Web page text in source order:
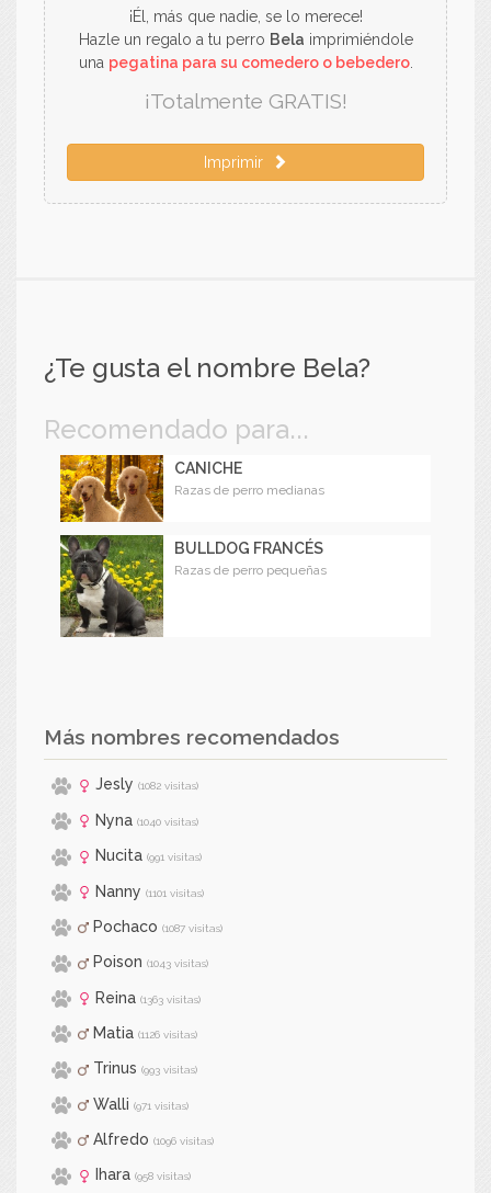
¡Él, más que nadie, se lo merece!
Hazle un regalo a tu perro Bela imprimiéndole
una pegatina para su comedero o bebedero.
¡Totalmente GRATIS!
Imprimir
¿Te gusta el nombre Bela?
Recomendado para...
CANICHE
Razas de perro medianas
BULLDOG FRANCÉS
Razas de perro pequeñas
Más nombres recomendados
Jesly (1082 visitas)
Nyna (1040 visitas)
Nucita (991 visitas)
Nanny (1101 visitas)
Pochaco (1087 visitas)
Poison (1043 visitas)
Reina (1363 visitas)
Matia (1126 visitas)
Trinus (993 visitas)
Walli (971 visitas)
Alfredo (1096 visitas)
Ihara (958 visitas)